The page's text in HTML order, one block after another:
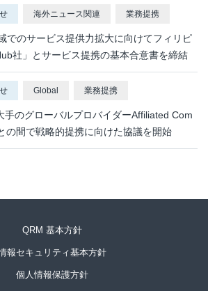
海外ニュース関連 業務提携
でのサービス提供力拡大に向けてフィリピ
社」とサービス提携の基本合意書を締結
Global 業務提携
手のグローバルプロバイダーAffiliated Com
の間で戦略的提携に向けた協議を開始
QRM 基本方針
報セキュリティ基本方針
個人情報保護方針